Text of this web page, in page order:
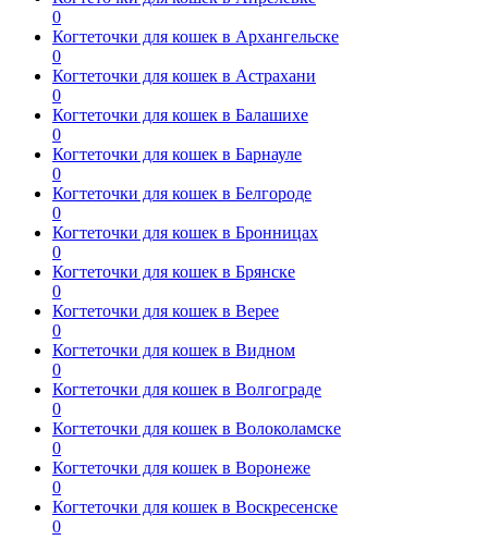
0
Когтеточки для кошек в Архангельске
0
Когтеточки для кошек в Астрахани
0
Когтеточки для кошек в Балашихе
0
Когтеточки для кошек в Барнауле
0
Когтеточки для кошек в Белгороде
0
Когтеточки для кошек в Бронницах
0
Когтеточки для кошек в Брянске
0
Когтеточки для кошек в Верее
0
Когтеточки для кошек в Видном
0
Когтеточки для кошек в Волгограде
0
Когтеточки для кошек в Волоколамске
0
Когтеточки для кошек в Воронеже
0
Когтеточки для кошек в Воскресенске
0